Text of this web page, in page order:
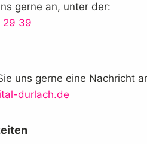
gerne an, unter der:
29 39
uns gerne eine Nachricht
durlach.de